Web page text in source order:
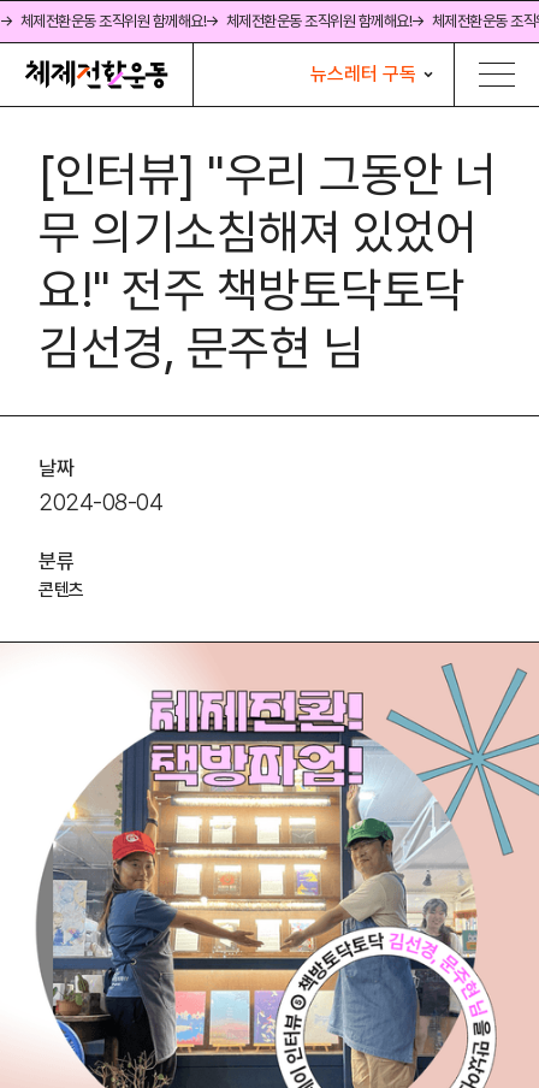
→ 체제전환운동 조직위원 함께해요!→ 체제전환운동 조직위원 함께해요!→ 체제전환운동 조직
뉴스레터 구독
[인터뷰] "우리 그동안 너
무 의기소침해져 있었어
요!" 전주 책방토닥토닥
김선경, 문주현 님
날짜
2024-08-04
분류
콘텐츠